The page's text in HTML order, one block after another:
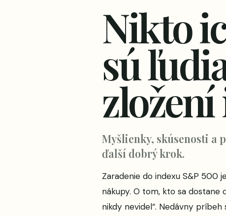
Nikto
sú
Myšlienky, skúsenosti a
ďalší dobrý krok.
Zaradenie do indexu S&P 500
nákupy. O tom, kto sa dostane
nikdy nevidel“. Nedávny